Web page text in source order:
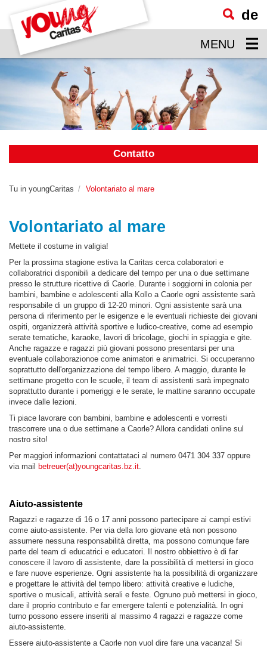
visualizzare
il
contenuto
principale
de
MENU
Contatto
Tu in youngCaritas Volontariato al mare
Volontariato al mare
Mettete il costume in valigia!
Per la prossima stagione estiva la Caritas cerca colaboratori e
collaboratrici disponibili a dedicare del tempo per una o due settimane
presso le strutture ricettive di Caorle. Durante i soggiorni in colonia per
bambini, bambine e adolescenti alla Kollo a Caorle ogni assistente sarà
responsabile di un gruppo di 12-20 minori. Ogni assistente sarà una
persona di riferimento per le esigenze e le eventuali richieste dei giovani
ospiti, organizzerà attività sportive e ludico-creative, come ad esempio
serate tematiche, karaoke, lavori di bricolage, giochi in spiaggia e gite.
Anche ragazze e ragazzi più giovani possono presentarsi per una
eventuale collaborazionoe come animatori e animatrici. Si occuperanno
soprattutto dell'organizzazione del tempo libero. A maggio, durante le
settimane progetto con le scuole, il team di assistenti sarà impegnato
soprattutto durante i pomeriggi e le serate, le mattine saranno occupate
invece dalle lezioni.
Ti piace lavorare con bambini, bambine e adolescenti e vorresti
trascorrere una o due settimane a Caorle? Allora candidati online sul
nostro sito!
Per maggiori informazioni contattataci al numero 0471 304 337 oppure
via mail
betreuer(at)youngcaritas.bz.it
Aiuto-assistente
Ragazzi e ragazze di 16 o 17 anni possono partecipare ai campi estivi
come aiuto-assistente. Per via della loro giovane età non possono
assumere nessuna responsabilità diretta, ma possono comunque fare
parte del team di educatrici e educatori. Il nostro obbiettivo è di far
conoscere il lavoro di assistente, dare la possibilità di mettersi in gioco
e fare nuove esperienze. Ogni assistente ha la possibilità di organizzare
e progettare le attività del tempo libero: attività creative e ludiche,
sportive o musicali, attività serali e feste. Ognuno può mettersi in gioco,
dare il proprio contributo e far emergere talenti e potenzialità. In ogni
turno possono essere inseriti al massimo 4 ragazzi e ragazze come
aiuto-assistente.
Essere aiuto-assistente a Caorle non vuol dire fare una vacanza! Si